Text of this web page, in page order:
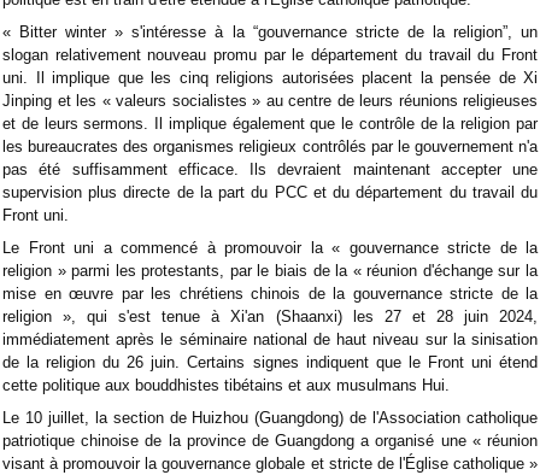
« Bitter winter » s'intéresse à la “gouvernance stricte de la religion”, un
slogan relativement nouveau promu par le département du travail du Front
uni. Il implique que les cinq religions autorisées placent la pensée de Xi
Jinping et les « valeurs socialistes » au centre de leurs réunions religieuses
et de leurs sermons. Il implique également que le contrôle de la religion par
les bureaucrates des organismes religieux contrôlés par le gouvernement n'a
pas été suffisamment efficace. Ils devraient maintenant accepter une
supervision plus directe de la part du PCC et du département du travail du
Front uni.
Le Front uni a commencé à promouvoir la « gouvernance stricte de la
religion » parmi les protestants, par le biais de la « réunion d'échange sur la
mise en œuvre par les chrétiens chinois de la gouvernance stricte de la
religion », qui s'est tenue à Xi'an (Shaanxi) les 27 et 28 juin 2024,
immédiatement après le séminaire national de haut niveau sur la sinisation
de la religion du 26 juin. Certains signes indiquent que le Front uni étend
cette politique aux bouddhistes tibétains et aux musulmans Hui.
Le 10 juillet, la section de Huizhou (Guangdong) de l'Association catholique
patriotique chinoise de la province de Guangdong a organisé une « réunion
visant à promouvoir la gouvernance globale et stricte de l'Église catholique »